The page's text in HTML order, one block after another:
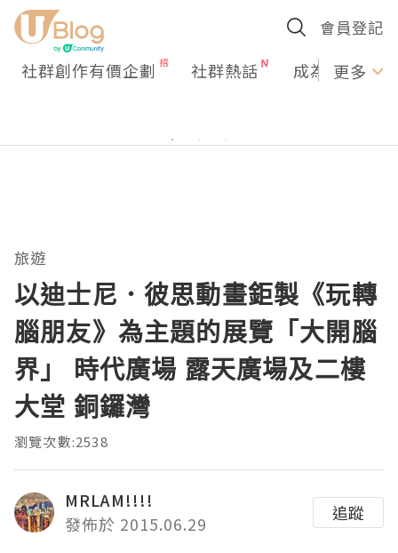
會員登記
社群創作有價企劃 社群熱話 成為U更多
旅遊
以迪士尼．彼思動畫鉅製《玩轉
腦朋友》為主題的展覽「大開腦
界」 時代廣場 露天廣場及二樓
大堂 銅鑼灣
瀏覽次數:2538
MRLAM!!!!
發佈於 2015.06.29
追蹤